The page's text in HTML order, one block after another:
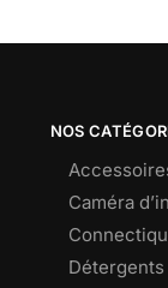
NOS
Caméra
Détergents